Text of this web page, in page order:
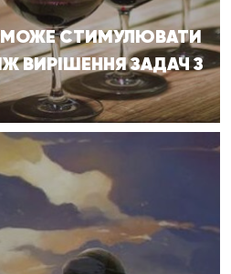
МОЖЕ СТИМУЛЮВАТИ
ВИРІШЕННЯ ЗАДАЧ З